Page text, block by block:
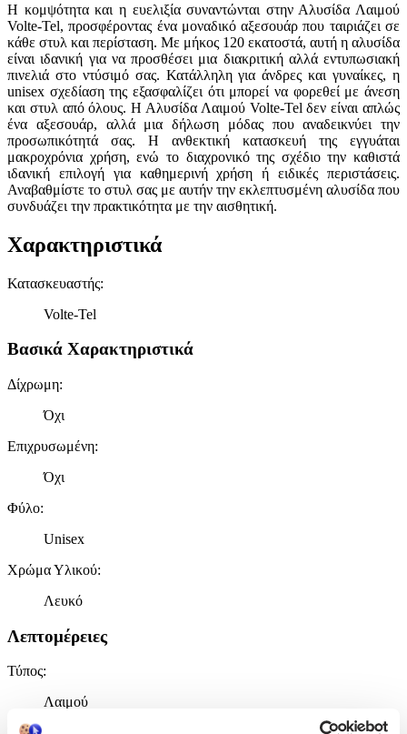
Η κομψότητα και η ευελιξία συναντώνται στην Αλυσίδα Λαιμού
Volte-Tel, προσφέροντας ένα μοναδικό αξεσουάρ που ταιριάζει σε
κάθε στυλ και περίσταση. Με μήκος 120 εκατοστά, αυτή η αλυσίδα
είναι ιδανική για να προσθέσει μια διακριτική αλλά εντυπωσιακή
πινελιά στο ντύσιμό σας. Κατάλληλη για άνδρες και γυναίκες, η
unisex σχεδίαση της εξασφαλίζει ότι μπορεί να φορεθεί με άνεση
και στυλ από όλους. Η Αλυσίδα Λαιμού Volte-Tel δεν είναι απλώς
ένα αξεσουάρ, αλλά μια δήλωση μόδας που αναδεικνύει την
προσωπικότητά σας. Η ανθεκτική κατασκευή της εγγυάται
μακροχρόνια χρήση, ενώ το διαχρονικό της σχέδιο την καθιστά
ιδανική επιλογή για καθημερινή χρήση ή ειδικές περιστάσεις.
Αναβαθμίστε το στυλ σας με αυτήν την εκλεπτυσμένη αλυσίδα που
συνδυάζει την πρακτικότητα με την αισθητική.
Χαρακτηριστικά
Κατασκευαστής:
Volte-Tel
Βασικά Χαρακτηριστικά
Δίχρωμη:
Όχι
Επιχρυσωμένη:
Όχι
Φύλο:
Unisex
Χρώμα Υλικού:
Λευκό
Λεπτομέρειες
Τύπος:
Λαιμού